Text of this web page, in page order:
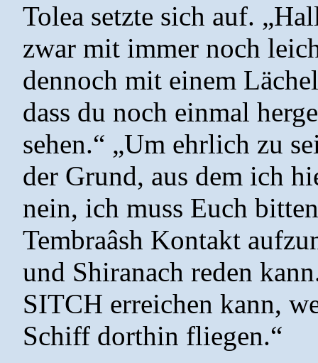
Tolea setzte sich auf.
zwar mit immer noch
dennoch mit einem
dass du noch einmal
sehen.“ „Um ehrlich zu
der Grund, aus dem ich
nein, ich muss Euch
Tembraâsh Kontakt
und Shiranach reden
SITCH erreichen kann,
Schiff dorthin fliegen.“